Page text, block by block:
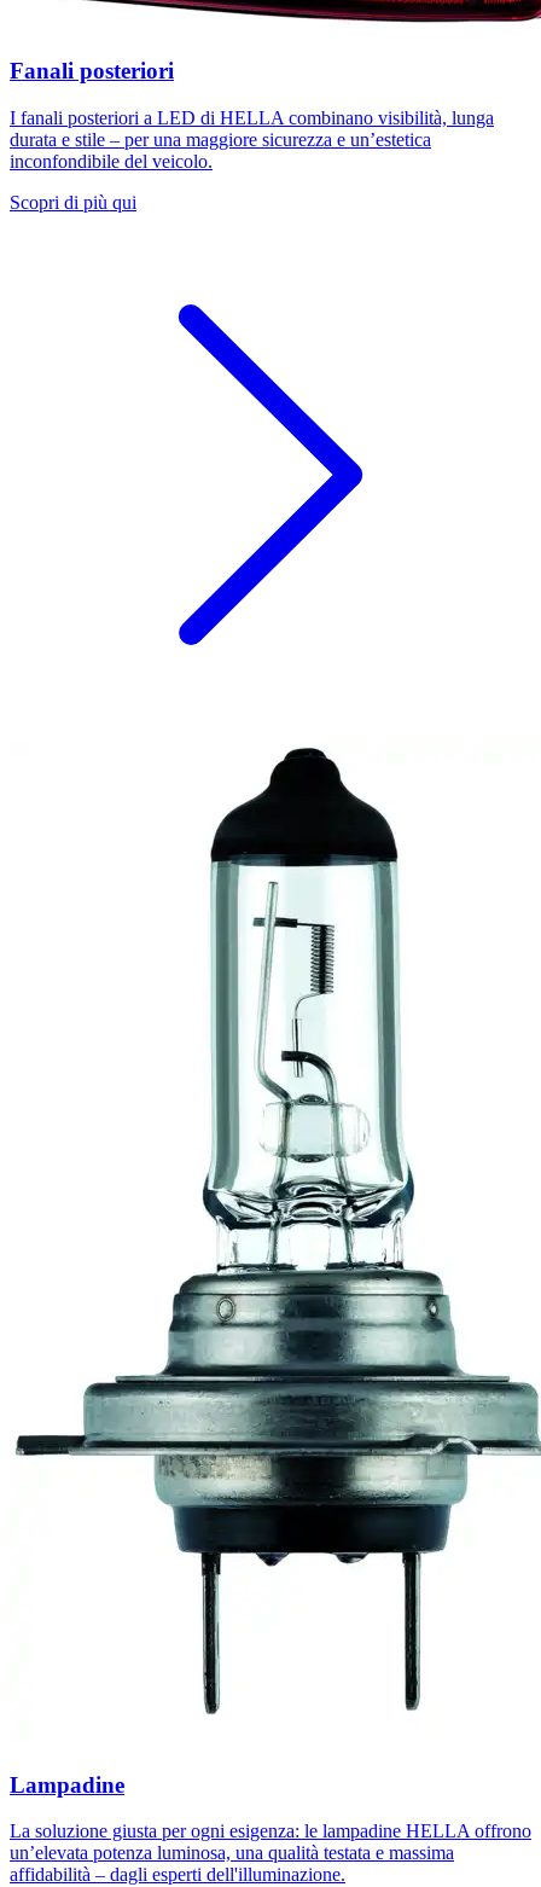
Fanali posteriori
I fanali posteriori a LED di HELLA combinano visibilità, lunga
durata e stile – per una maggiore sicurezza e un’estetica
inconfondibile del veicolo.
Scopri di più qui
Lampadine
La soluzione giusta per ogni esigenza: le lampadine HELLA offrono
un’elevata potenza luminosa, una qualità testata e massima
affidabilità – dagli esperti dell'illuminazione.